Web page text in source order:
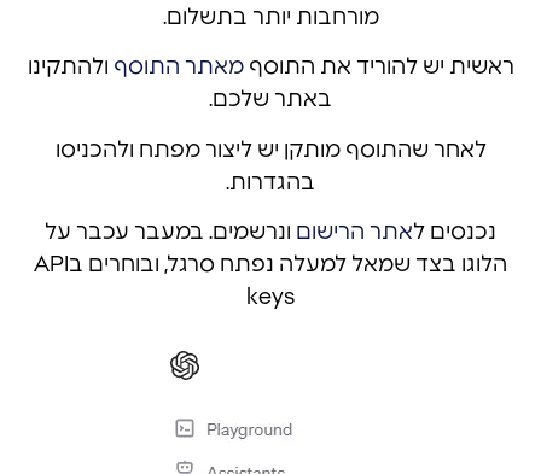
מורחבות יותר בתשלום.
ראשית יש להוריד את התוסףמאתר התוסף ולהתקינו
באתר שלכם.
לאחר שהתוסף מותקן יש ליצור מפתח ולהכניסו
בהגדרות.
נכנסים לאתר הרישום ונרשמים. במעבר עכבר על
הלוגו בצד שמאל למעלה נפתח סרגל, ובוחרים בAPI
keys